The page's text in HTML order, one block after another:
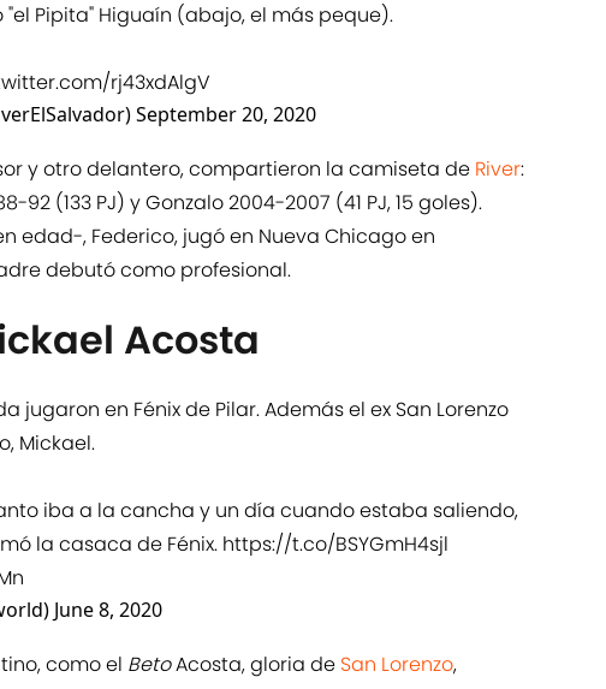
Pipita" Higuaín (abajo, el más peque).
rj43xdAlgV
September 20, 2020
y otro delantero, compartieron la camiseta de River:
92 (133 PJ) y Gonzalo 2004-2007 (41 PJ, 15 goles).
edad-, Federico, jugó en Nueva Chicago en
debutó como profesional.
Acosta
jugaron en Fénix de Pilar. Además el ex San Lorenzo
Mickael.
iba a la cancha y un día cuando estaba saliendo,
la casaca de Fénix. https://t.co/BSYGmH4sjl
June 8, 2020
como el BetoAcosta, gloria de San Lorenzo,